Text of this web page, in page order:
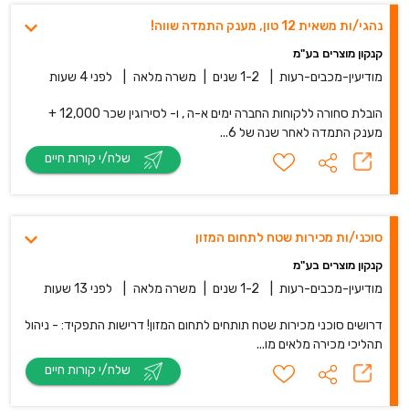
נהגי/ות משאית 12 טון, מענק התמדה שווה!
קנקון מוצרים בע"מ
מודיעין-מכבים-רעות 1-2 שנים משרה מלאה לפני 4 שעות
הובלת סחורה ללקוחות החברה ימים א-ה , ו- לסירוגין שכר 12,000 +
מענק התמדה לאחר שנה של 6...
סוכני/ות מכירות שטח לתחום המזון
קנקון מוצרים בע"מ
מודיעין-מכבים-רעות 1-2 שנים משרה מלאה לפני 13 שעות
דרושים סוכני מכירות שטח תותחים לתחום המזון! דרישות התפקיד: - ניהול
תהליכי מכירה מלאים מו...